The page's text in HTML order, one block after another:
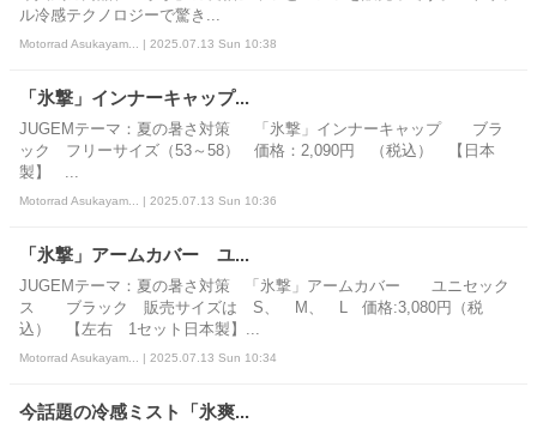
ル冷感テクノロジーで驚き...
Motorrad Asukayam... | 2025.07.13 Sun 10:38
「氷撃」インナーキャップ...
JUGEMテーマ：夏の暑さ対策 「氷撃」インナーキャップ ブラ
ック フリーサイズ（53～58） 価格：2,090円 （税込） 【日本
製】 ...
Motorrad Asukayam... | 2025.07.13 Sun 10:36
「氷撃」アームカバー ユ...
JUGEMテーマ：夏の暑さ対策 「氷撃」アームカバー ユニセック
ス ブラック 販売サイズは S、 M、 L 価格:3,080円（税
込） 【左右 1セット日本製】...
Motorrad Asukayam... | 2025.07.13 Sun 10:34
今話題の冷感ミスト「氷爽...